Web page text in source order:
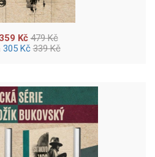
359 Kč 479 Kč
305 Kč 339 Kč